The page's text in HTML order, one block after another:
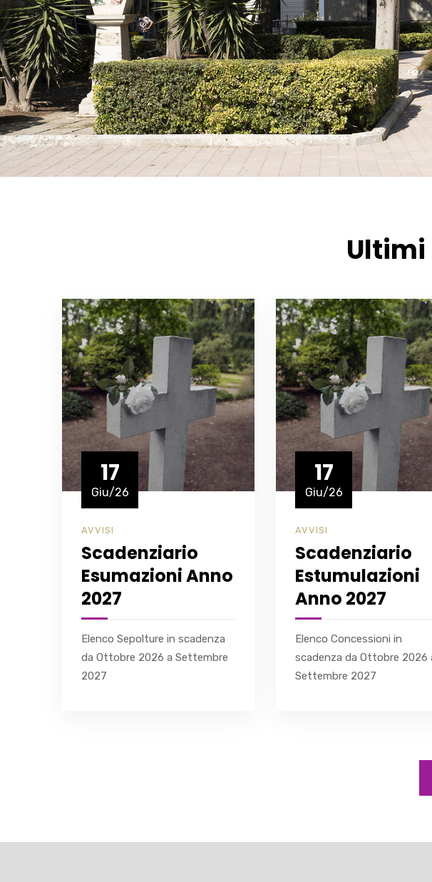
Ultimi
17
Giu/26
AVVISI
Scadenziario
Esumazioni Anno
2027
Elenco Sepolture in scadenza
da Ottobre 2026 a Settembre
2027
17
Giu/26
AVVISI
Scadenziario
Estumulazioni
Anno 2027
Elenco Concessioni in
scadenza da Ottobre 2026
Settembre 2027